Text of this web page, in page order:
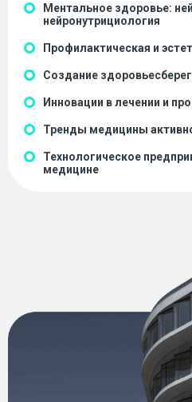
Ментальное здоровье:
нейронутрициология
Профилактическая и
Создание
Инновации в лечении и
Тренды медицины
Технологическое
медицине